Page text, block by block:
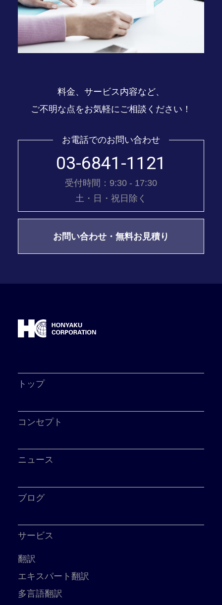
料金、サービス内容など、
ご不明な点をお気軽にご相談ください！
お電話でのお問い合わせ
03-6841-1121
受付時間：9:30 - 17:30
土・日・祝日除く
お問い合わせ・無料お見積り
トップ
コンセプト
ニュース
ブログ
サービス
翻訳
エキスパート翻訳
多言語翻訳